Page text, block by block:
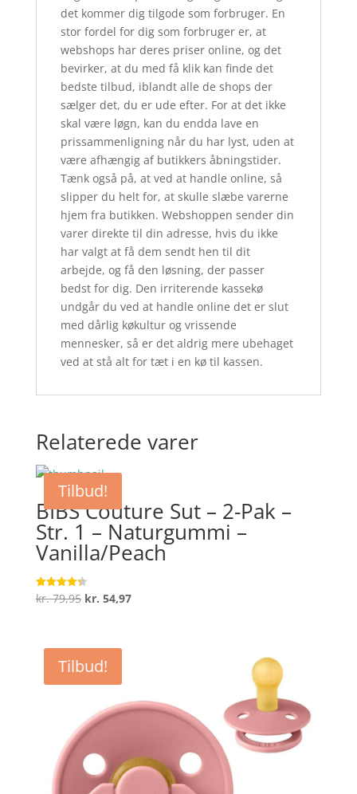
det kommer dig tilgode som forbruger. En
stor fordel for dig som forbruger er, at
webshops har deres priser online, og det
bevirker, at du med få klik kan finde det
bedste tilbud, iblandt alle de shops der
sælger det, du er ude efter. For at det ikke
skal være løgn, kan du endda lave en
prissammenligning når du har lyst, uden at
være afhængig af butikkers åbningstider.
Tænk også på, at ved at handle online, så
slipper du helt for, at skulle slæbe varerne
hjem fra butikken. Webshoppen sender din
varer direkte til din adresse, hvis du ikke
har valgt at få dem sendt hen til dit
arbejde, og få den løsning, der passer
bedst for dig. Den irriterende kassekø
undgår du ved at handle online det er slut
med dårlig køkultur og vrissende
mennesker, så er det aldrig mere ubehaget
ved at stå alt for tæt i en kø til kassen.
Relaterede varer
Tilbud!
BIBS Couture Sut – 2-Pak –
Str. 1 – Naturgummi –
Vanilla/Peach
Vurderet
4.3
kr.79,95 Den
var:
kr. 79,95.
kr. 54,97Den
Tilbud!